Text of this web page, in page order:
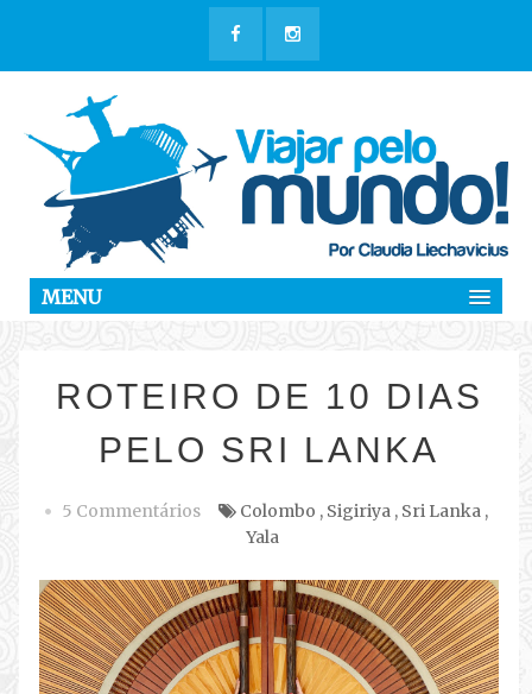
MENU
ROTEIRO DE 10 DIAS
PELO SRI LANKA
5 Commentários Colombo , Sigiriya, Sri Lanka,
Yala